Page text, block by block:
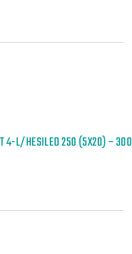
L/HESILED 250 (5X20) –